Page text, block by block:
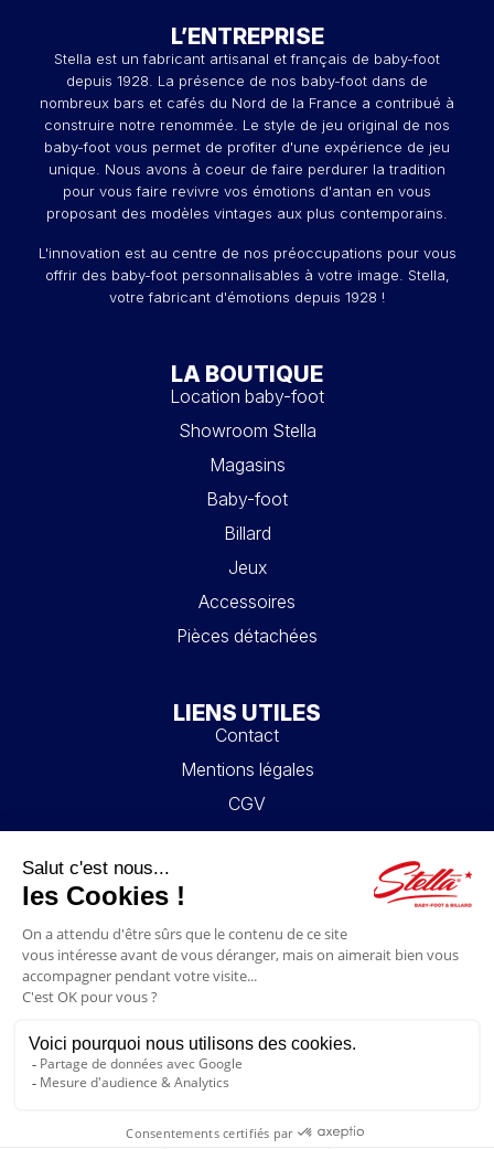
L’ENTREPRISE
Stella est un fabricant artisanal et français de baby-foot
depuis 1928. La présence de nos baby-foot dans de
nombreux bars et cafés du Nord de la France a contribué à
construire notre renommée. Le style de jeu original de nos
baby-foot vous permet de profiter d'une expérience de jeu
unique. Nous avons à coeur de faire perdurer la tradition
pour vous faire revivre vos émotions d'antan en vous
proposant des modèles vintages aux plus contemporains.
L'innovation est au centre de nos préoccupations pour vous
offrir des baby-foot personnalisables à votre image. Stella,
votre fabricant d'émotions depuis 1928 !
LA BOUTIQUE
Location baby-foot
Showroom Stella
Magasins
Baby-foot
Billard
Jeux
Accessoires
Pièces détachées
LIENS UTILES
Contact
Mentions légales
CGV
Mon compte
NOUS SUIVRE
4.6/5